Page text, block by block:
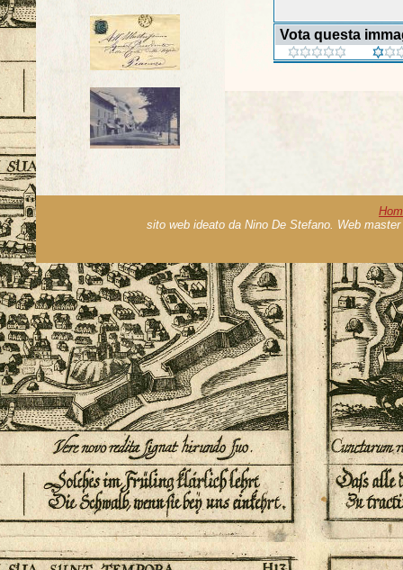
Vota questa
sito web ideato da Nino De Stefano. Web